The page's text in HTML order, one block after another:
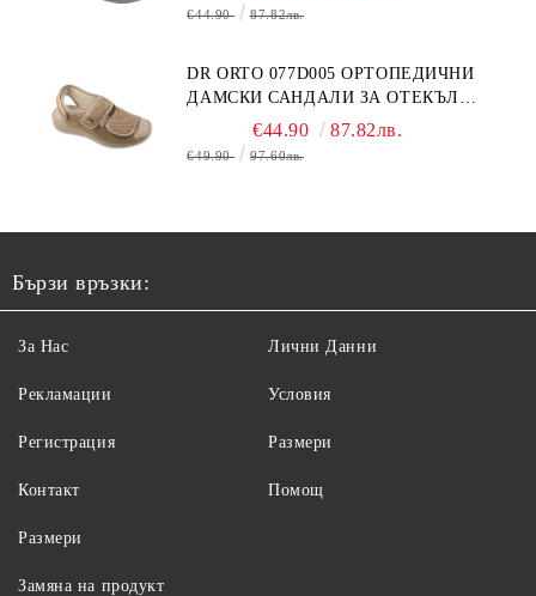
€44.90 87.82лв.
DR ORTO 077D005 ОРТОПЕДИЧНИ
ДАМСКИ САНДАЛИ ЗА ОТЕКЪЛ
КРАК, БЕЖОВИ
€44.90 87.82лв.
€49.90 97.60лв.
Бързи връзки:
За Нас
Рекламации
Регистрация
Контакт
Лични Данни
Условия
Размери
Помощ
Размери
Замяна на продукт